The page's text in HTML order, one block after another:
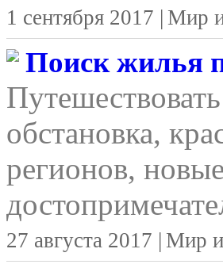
1 сентября 2017 | Мир
Поиск жилья
обстановка,
регионов,
27 августа 2017 | Мир